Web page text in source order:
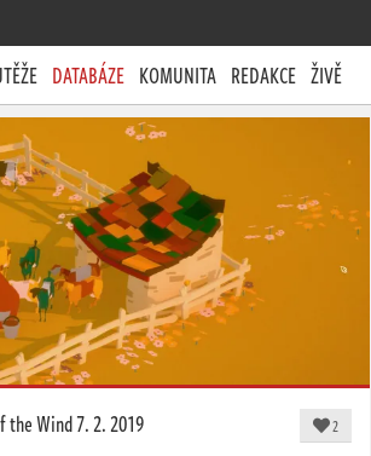
DATABÁZE KOMUNITA REDAKCE ŽIVĚ
the Wind7. 2. 2019 2